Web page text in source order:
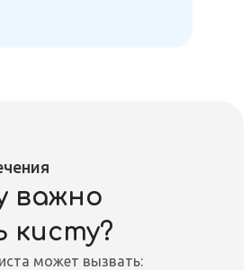
важно
кисту?
может вызвать: